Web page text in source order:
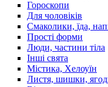
Гороскопи
Для чоловіків
Смаколики, їда,
Прості форми
Люди, частини тіла
Інші свята
Містика, Хелоуїн
Листя, шишки,